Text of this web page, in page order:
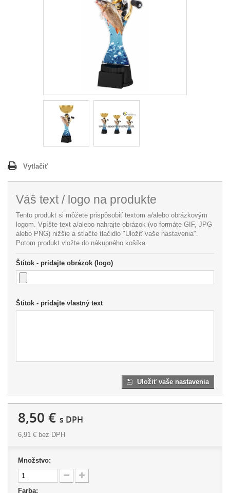
Vytlačiť
Váš text / logo na produkte
Tento produkt si môžete prispôsobiť textom a/alebo obrázkovým
logom. Vpíšte text a/alebo nahrajte obrázok (vo formáte GIF, JPG
alebo PNG) nižšie a stlačte tlačidlo "Uložiť vaše nastavenia".
Potom produkt vložte do nákupného košíka.
Štítok - pridajte obrázok (logo)
Štítok - pridajte vlastný text
Uložiť vaše nastavenia
8,50 € s DPH
6,91 € bez DPH
Množstvo:
Farba: